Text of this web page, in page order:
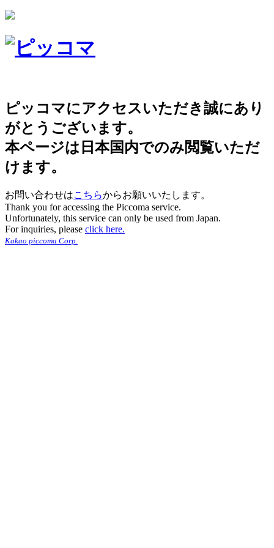
ピッコマにアクセスいただき誠にあり
がとうございます。
本ページは日本国内でのみ閲覧いただ
けます。
お問い合わせはこちらからお願いいたします。
Thank you for accessing the Piccoma service.
Unfortunately, this service can only be used from Japan.
For inquiries, please click here.
Kakao piccoma Corp.